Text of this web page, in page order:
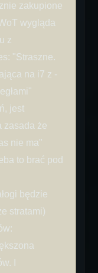
zakupione
wygląda
z
"Straszne.
na i7 z -
jest
zasada że
nie ma"
to brać pod
będzie
stratami)
I